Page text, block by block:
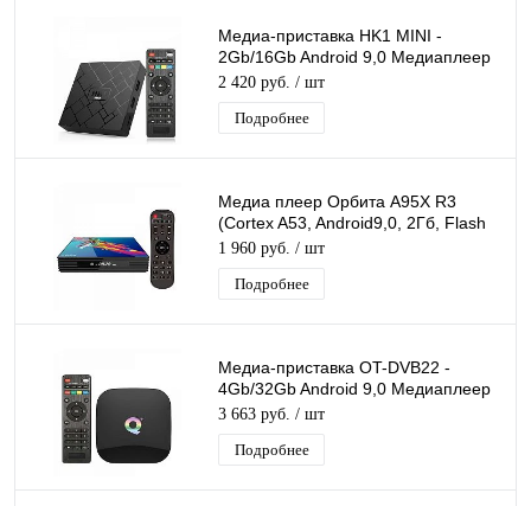
Медиа-приставка HK1 MINI -
2Gb/16Gb Android 9,0 Медиаплеер
Smart tv IPTV OTT приставка 4K HD
H.265
2 420 руб. / шт
Подробнее
Медиа плеер Орбита A95X R3
(Cortex A53, Android9,0, 2Гб, Flash
16ГБ, Wi-Fi)//20
1 960 руб. / шт
Подробнее
Медиа-приставка OT-DVB22 -
4Gb/32Gb Android 9,0 Медиаплеер
Smart tv IPTV OTT приставка 4K HD
H.265
3 663 руб. / шт
Подробнее